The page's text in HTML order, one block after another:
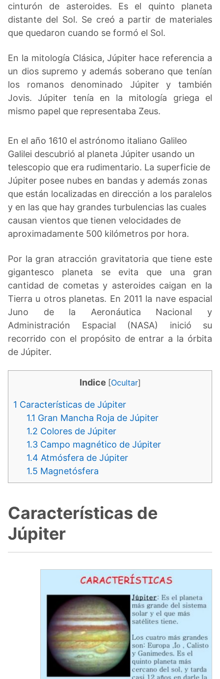
cinturón de asteroides. Es el quinto planeta
distante del Sol. Se creó a partir de materiales
que quedaron cuando se formó el Sol.
En la mitología Clásica, Júpiter hace referencia a
un dios supremo y además soberano que tenían
los romanos denominado Júpiter y también
Jovis. Júpiter tenía en la mitología griega el
mismo papel que representaba Zeus.
En el año 1610 el astrónomo italiano Galileo
Galilei descubrió al planeta Júpiter usando un
telescopio que era rudimentario. La superficie de
Júpiter posee nubes en bandas y además zonas
que están localizadas en dirección a los paralelos
y en las que hay grandes turbulencias las cuales
causan vientos que tienen velocidades de
aproximadamente 500 kilómetros por hora.
Por la gran atracción gravitatoria que tiene este
gigantesco planeta se evita que una gran
cantidad de cometas y asteroides caigan en la
Tierra u otros planetas. En 2011 la nave espacial
Juno de la Aeronáutica Nacional y
Administración Espacial (NASA) inició su
recorrido con el propósito de entrar a la órbita
de Júpiter.
Indice [Ocultar]
1 Características de Júpiter
1.1 Gran Mancha Roja de Júpiter
1.2 Colores de Júpiter
1.3 Campo magnético de Júpiter
1.4 Atmósfera de Júpiter
1.5 Magnetósfera
Características de
Júpiter